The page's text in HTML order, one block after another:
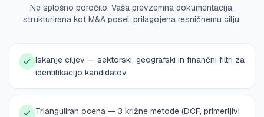
Ne splošno poročilo. Vaša prevzemna dokumentacija,
strukturirana kot M&A posel, prilagojena resničnemu cilju.
Iskanje ciljev — sektorski, geografski in finančni filtri za
identifikacijo kandidatov.
Trianguliran ocena — 3 križne metode (DCF, primerljivi